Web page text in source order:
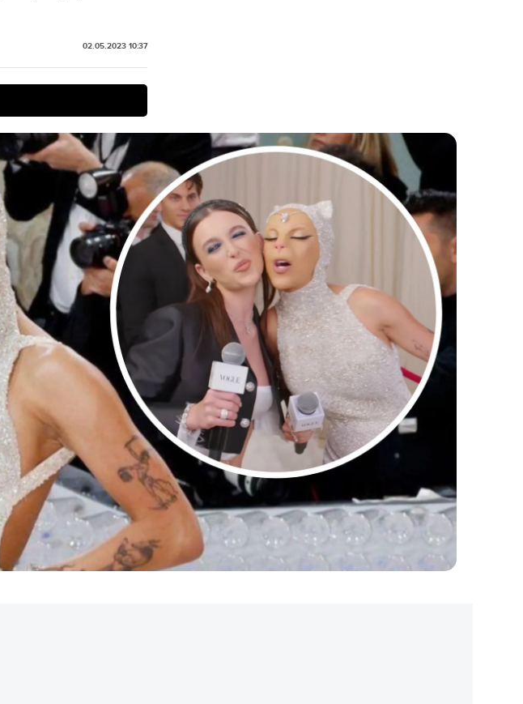
02.05.2023 10:37